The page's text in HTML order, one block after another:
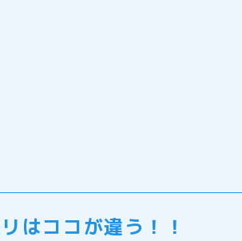
はココが違う！！